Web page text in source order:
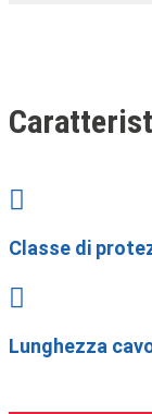

Classe di

Lunghezza